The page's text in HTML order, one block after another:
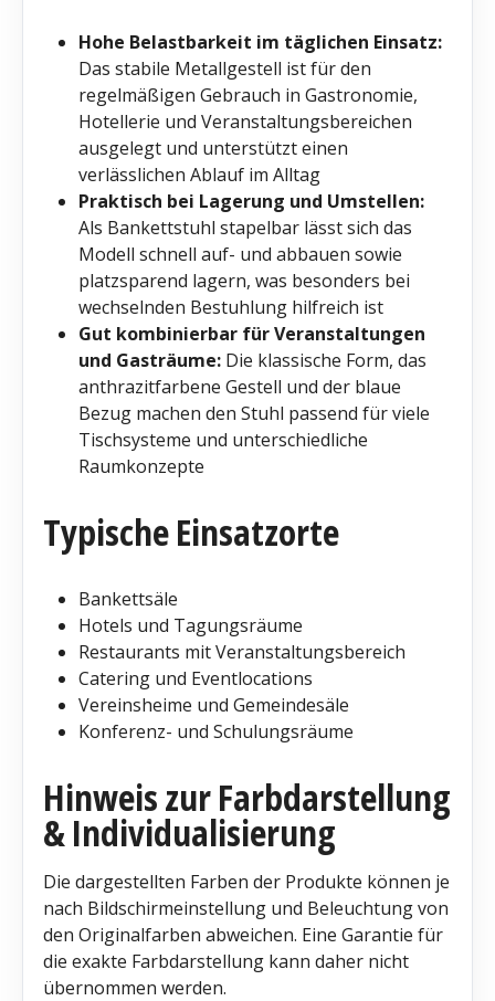
Hohe Belastbarkeit im täglichen Einsatz:
Das stabile Metallgestell ist für den
regelmäßigen Gebrauch in Gastronomie,
Hotellerie und Veranstaltungsbereichen
ausgelegt und unterstützt einen
verlässlichen Ablauf im Alltag
Praktisch bei Lagerung und Umstellen:
Als Bankettstuhl stapelbar lässt sich das
Modell schnell auf- und abbauen sowie
platzsparend lagern, was besonders bei
wechselnden Bestuhlung hilfreich ist
Gut kombinierbar für Veranstaltungen
und Gasträume: Die klassische Form, das
anthrazitfarbene Gestell und der blaue
Bezug machen den Stuhl passend für viele
Tischsysteme und unterschiedliche
Raumkonzepte
Typische Einsatzorte
Bankettsäle
Hotels und Tagungsräume
Restaurants mit Veranstaltungsbereich
Catering und Eventlocations
Vereinsheime und Gemeindesäle
Konferenz- und Schulungsräume
Hinweis zur Farbdarstellung
& Individualisierung
Die dargestellten Farben der Produkte können je
nach Bildschirmeinstellung und Beleuchtung von
den Originalfarben abweichen. Eine Garantie für
die exakte Farbdarstellung kann daher nicht
übernommen werden.